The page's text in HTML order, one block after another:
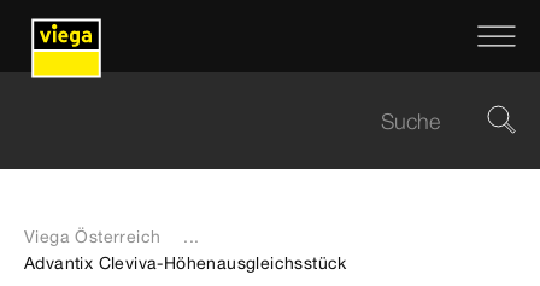
Viega Österreich
...
Advantix Cleviva-Höhenausgleichsstück